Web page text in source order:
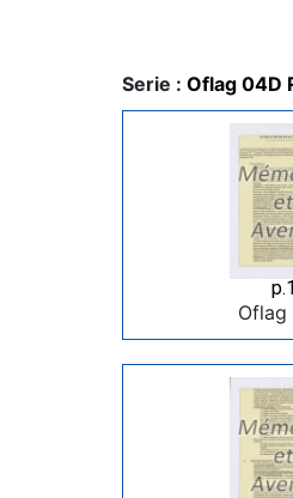
Serie : Oflag 04D
p.1
Oflag